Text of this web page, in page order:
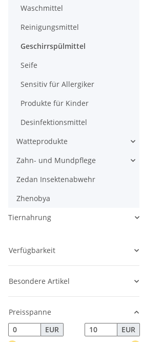
Waschmittel
Reinigungsmittel
Geschirrspülmittel
Seife
Sensitiv für Allergiker
Produkte für Kinder
Desinfektionsmittel
Watteprodukte
Zahn- und Mundpflege
Zedan Insektenabwehr
Zhenobya
Tiernahrung
Verfügbarkeit
Besondere Artikel
Preisspanne
EUR
EUR